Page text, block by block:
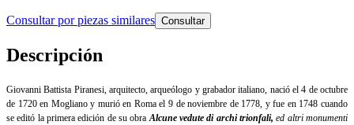
Consultar por piezas similares Consultar
Descripción
Giovanni Battista Piranesi, arquitecto, arqueólogo y grabador italiano, nació el 4 de octubre
de 1720 en Mogliano y murió en Roma el 9 de noviembre de 1778, y fue en 1748 cuando
se editó la primera edición de su obra Alcune vedute di archi trionfali, ed altri monumenti